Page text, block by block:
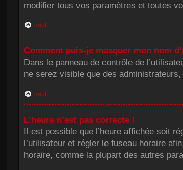
modifier tous vos paramètres et toutes
Haut
Comment puis-je masquer mon nom
Dans le panneau de contrôle de
ne serez visible que des
Haut
L’heure n’est pas correcte !
Il est possible que l’heure affichée soit
l’utilisateur et régler le fuseau horaire
horaire, comme la plupart des autres